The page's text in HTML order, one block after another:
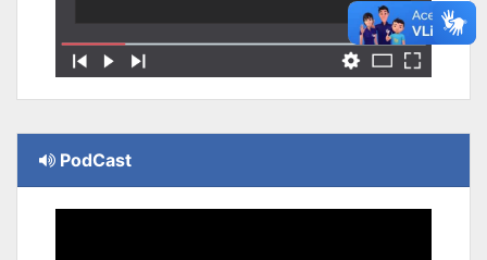
PodCast